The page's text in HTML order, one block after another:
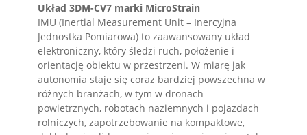
Układ 3DM-CV7 marki MicroStrain
IMU (Inertial Measurement Unit – Inercyjna
Jednostka Pomiarowa) to zaawansowany układ
elektroniczny, który śledzi ruch, położenie i
orientację obiektu w przestrzeni. W miarę jak
autonomia staje się coraz bardziej powszechna w
różnych branżach, w tym w dronach
powietrznych, robotach naziemnych i pojazdach
rolniczych, zapotrzebowanie na kompaktowe,